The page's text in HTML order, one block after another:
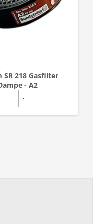
SR 218 Gasfilter
- A2